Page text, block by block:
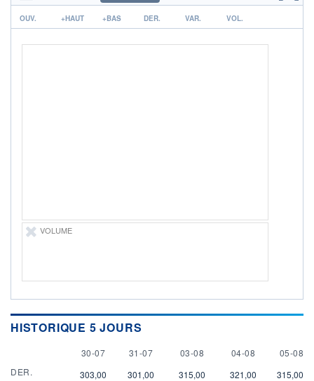
+ PORTEFEUILLE
r
OUV. +HAUT +BAS DER. VAR. VOL.
VOLUME
HISTORIQUE 5 JOURS
30 JULY
30-07 31 JULY
31-07 3 AUGUST
03-08 4 AUGUST
04-08 5
05-08
DER.
303,00 301,00 315,00 321,00
315,00